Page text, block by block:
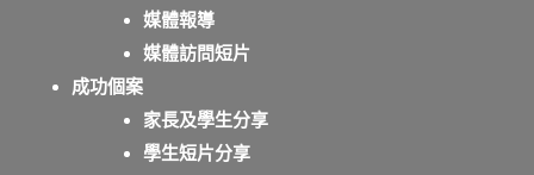
媒體報導
媒體訪問短片
成功個案
家長及學生分享
學生短片分享